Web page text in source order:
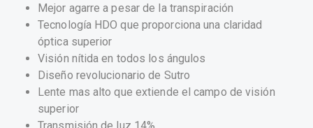
Mejor agarre a pesar de la transpiración
Tecnología HDO que proporciona una claridad
óptica superior
Visión nítida en todos los ángulos
Diseño revolucionario de Sutro
Lente mas alto que extiende el campo de visión
superior